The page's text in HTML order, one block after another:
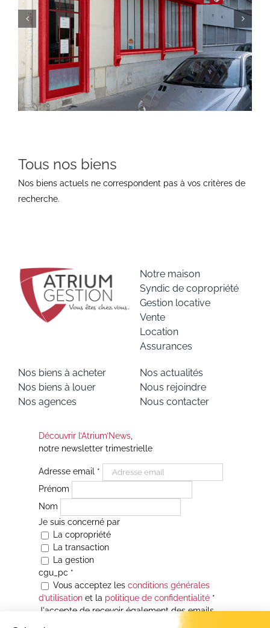
Tous nos biens
Nos biens actuels ne correspondent pas à vos critères de
recherche.
Notre maison
Syndic de copropriété
Gestion locative
Vente
Location
Assurances
Nos biens à acheter
Nos biens à louer
Nos agences
Nos actualités
Nous rejoindre
Nous contacter
Découvrir l’Atrium’News,
notre newsletter trimestrielle
Adresse email *
Prénom
Nom
Je suis concerné par
La copropriété
La transaction
La gestion
cgu_pc *
Vous acceptez les conditions générales
d’utilisationet la politique de confidentialité*
J'accepte de recevoir également des emails
Je souhaite être informé(e) de toutes les